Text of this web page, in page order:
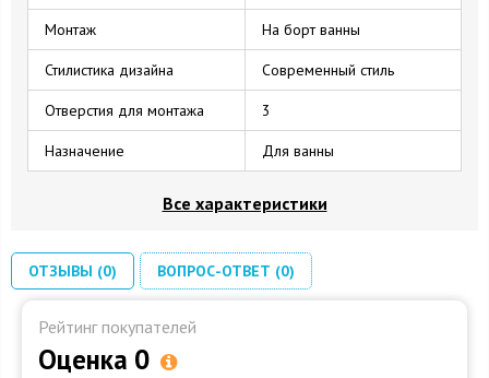
Монтаж На борт ванны
Стилистика дизайна Современный стиль
Отверстия для монтажа 3
Назначение Для ванны
Все характеристики
ОТЗЫВЫ (0) ВОПРОС-ОТВЕТ (0)
Рейтинг покупателей
Оценка 0